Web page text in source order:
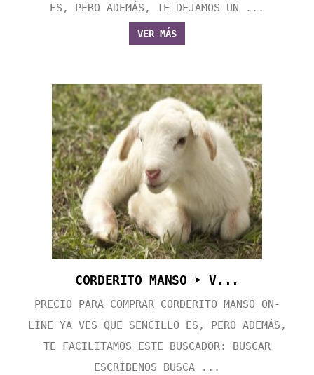
ES, PERO ADEMÁS, TE DEJAMOS UN ...
VER MÁS
CORDERITO MANSO ➤ V...
PRECIO PARA COMPRAR CORDERITO MANSO ON-
LINE YA VES QUE SENCILLO ES, PERO ADEMÁS,
TE FACILITAMOS ESTE BUSCADOR: BUSCAR
ESCRÍBENOS BUSCA ...